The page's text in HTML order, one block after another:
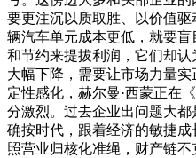
要更注沉以质取胜、以价值
辆汽车单元成本更低，就要
和节约来提拔利润，它们却
大幅下降，需要让市场力量
定性感化，赫尔曼·西蒙正在
分激烈。过去企业出问题大
确按时代，跟着经济的敏捷
照营业归核化准绳，财产链